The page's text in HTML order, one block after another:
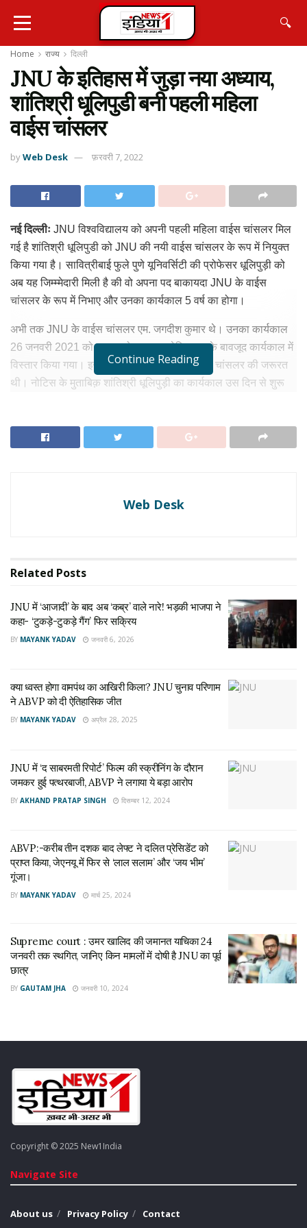
🔍
Home राज्य दिल्ली
JNU के इतिहास में जुड़ा नया अध्याय,
शांतिश्री धूलिपुडी बनी पहली महिला
वाईस चांसलर
byWeb Desk फ़रवरी 7, 2022
नई दिल्लीः JNU विश्वविद्यालय को अपनी पहली महिला वाईस चांसलर मिल
गई है शांतिश्री धूलिपुडी को JNU की नयी वाईस चांसलर के रूप में नियुक्त
किया गया है। सावित्रीबाई फुले पुणे यूनिवर्सिटी की प्रोफेसर धूलिपुड़ी को
अब यह जिम्म्मेदारी मिली है की वो अपना पद बाकायदा JNU के वाईस
चांसलर के रूप में निभाए और उनका कार्यकाल 5 वर्ष का होगा।
अभी तक JNU के वाईस चांसलर एम. जगदीश कुमार थे। उनका कार्यकाल
26 जनवरी 2021 को समाप्त हो चुका था लेकिन उसके बावजूद कार्यकाल में
विस्तार किया गया। इसलिए JNU को अपने नए वाईस चांसलर की जरूरत
थी। नोटिस के मुताबिक़ शांतिश्री धूलिपुड़ी का कार्यकाल उस दिन से शुरू
RELATED NEWS
Continue Reading
Tags: first women vice chancellor Vice Chancellor
Web Desk
Related Posts
JNU में ‘आजादी’ के बाद अब ‘कब्र’ वाले नारे! भड़की भाजपा ने
कहा- ‘टुकड़े-टुकड़े गैंग’ फिर सक्रिय
BY MAYANK YADAV जनवरी 6, 2026
क्या ध्वस्त होगा वामपंथ का आखिरी किला? JNU चुनाव परिणाम
ने ABVP को दी ऐतिहासिक जीत
BY MAYANK YADAV अप्रैल 28, 2025
JNU में ‘द साबरमती रिपोर्ट’ फिल्म की स्क्रीनिंग के दौरान
जमकर हुई पत्थरबाजी, ABVP ने लगाया ये बड़ा आरोप
BY AKHAND PRATAP SINGH दिसम्बर 12, 2024
ABVP:-करीब तीन दशक बाद लेफ्ट ने दलित प्रेसिडेंट को
प्राप्त किया, जेएनयू में फिर से ‘लाल सलाम’ और ‘जय भीम’
गूंजा।
BY MAYANK YADAV मार्च 25, 2024
Supreme court : उमर खालिद की जमानत याचिका 24
जनवरी तक स्थगित, जानिए किन मामलों में दोषी है JNU का पूर्व
छात्र
BY GAUTAM JHA जनवरी 10, 2024
Copyright © 2025 New1India
Navigate Site
About us Privacy Policy Contact